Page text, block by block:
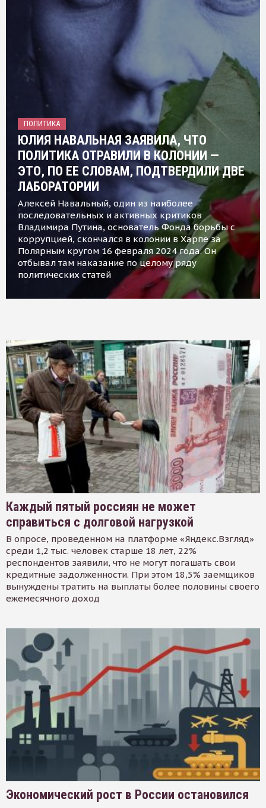
ПОЛИТИКА
ЮЛИЯ НАВАЛЬНАЯ ЗАЯВИЛА, ЧТО
ПОЛИТИКА ОТРАВИЛИ В КОЛОНИИ —
ЭТО, ПО ЕЕ СЛОВАМ, ПОДТВЕРДИЛИ ДВЕ
ЛАБОРАТОРИИ
Алексей Навальный, один из наиболее
последовательных и активных критиков
Владимира Путина, основатель Фонда борьбы с
коррупцией, скончался в колонии в Харпе за
Полярным кругом 16 февраля 2024 года. Он
отбывал там наказание по целому ряду
политических статей
Каждый пятый россиян не может
справиться с долговой нагрузкой
В опросе, проведенном на платформе «Яндекс.Взгляд»
среди 1,2 тыс. человек старше 18 лет, 22%
респондентов заявили, что не могут погашать свои
кредитные задолженности. При этом 18,5% заемщиков
вынуждены тратить на выплаты более половины своего
ежемесячного доход
Экономический рост в России остановился